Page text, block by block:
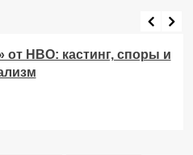
HBO: кастинг, споры и